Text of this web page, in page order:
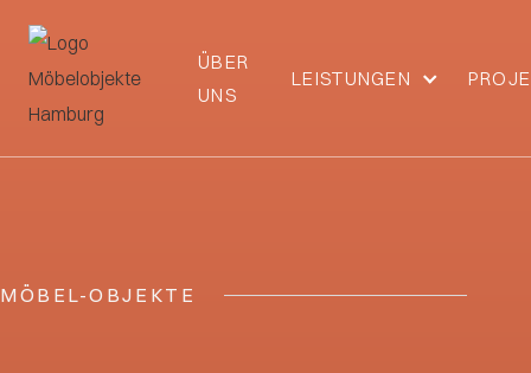
ÜBER
UNS
LEISTUNGEN
MÖBEL-OBJEKTE